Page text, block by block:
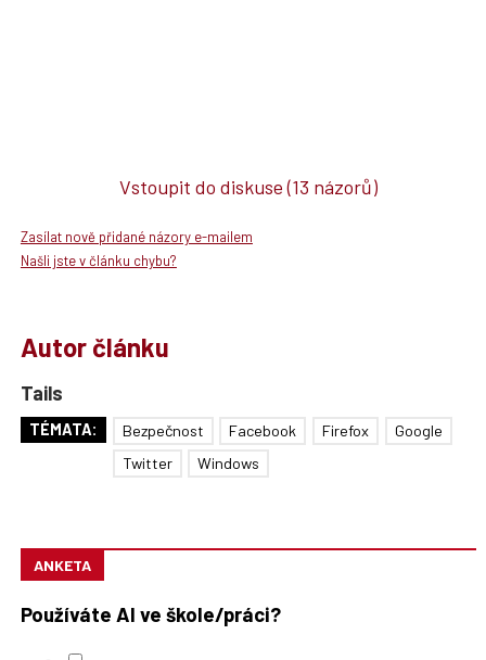
Vstoupit do diskuse(13 názorů)
Zasílat nově přidané názory e-mailem
Našli jste v článku chybu?
Autor článku
Tails
TÉMATA: Bezpečnost Facebook Firefox
Google
Twitter
Windows
ANKETA
Používáte AI ve škole/práci?